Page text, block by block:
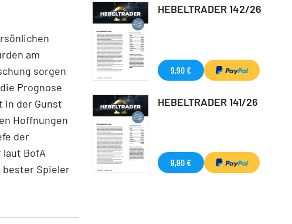
am
sorgen
Prognose
in der Gunst
Hoffnungen
der
laut BofA
bester Spieler
HEBELTRADER 142/26
9,90 €
HEBELTRADER 141/26
9,90 €